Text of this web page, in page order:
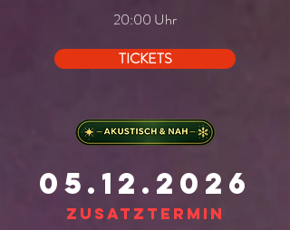
20:00 Uhr
TICKETS
05.12.2026
Zusatztermin